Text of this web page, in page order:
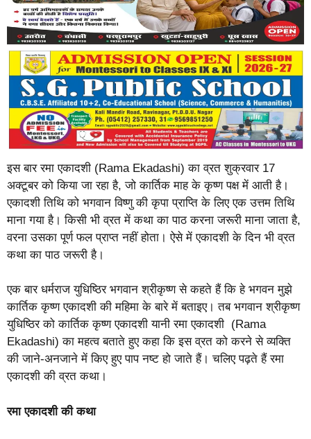
इस बार रमा एकादशी (Rama Ekadashi) का व्रत शुक्रवार 17
अक्टूबर को किया जा रहा है, जो कार्तिक माह के कृष्ण पक्ष में आती है।
एकादशी तिथि को भगवान विष्णु की कृपा प्राप्ति के लिए एक उत्तम तिथि
माना गया है। किसी भी व्रत में कथा का पाठ करना जरूरी माना जाता है,
वरना उसका पूर्ण फल प्राप्त नहीं होता। ऐसे में एकादशी के दिन भी व्रत
कथा का पाठ जरूरी है।
एक बार धर्मराज युधिष्ठिर भगवान श्रीकृष्ण से कहते हैं कि हे भगवन मुझे
कार्तिक कृष्ण एकादशी की महिमा के बारे में बताइए। तब भगवान श्रीकृष्ण
युधिष्ठिर को कार्तिक कृष्ण एकादशी यानी रमा एकादशी (Rama
Ekadashi) का महत्व बताते हुए कहा कि इस व्रत को करने से व्यक्ति
की जाने-अनजाने में किए हुए पाप नष्ट हो जाते हैं। चलिए पढ़ते हैं रमा
एकादशी की व्रत कथा।
रमा एकादशी की कथा